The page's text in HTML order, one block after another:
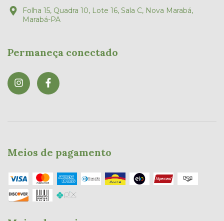
Folha 15, Quadra 10, Lote 16, Sala C, Nova Marabá,
Marabá-PA
Permaneça conectado
Meios de pagamento